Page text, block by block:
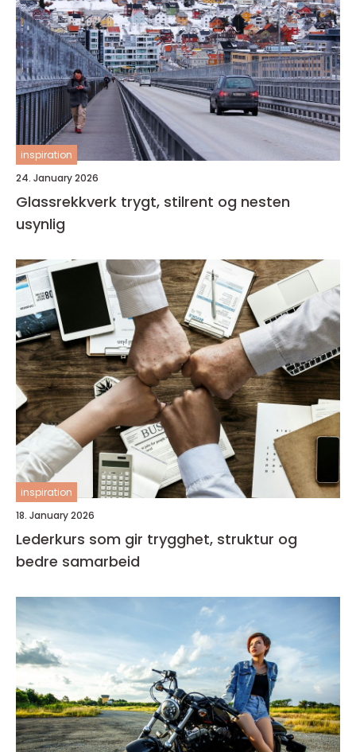
inspiration
24. January 2026
Glassrekkverk trygt, stilrent og nesten
usynlig
inspiration
18. January 2026
Lederkurs som gir trygghet, struktur og
bedre samarbeid